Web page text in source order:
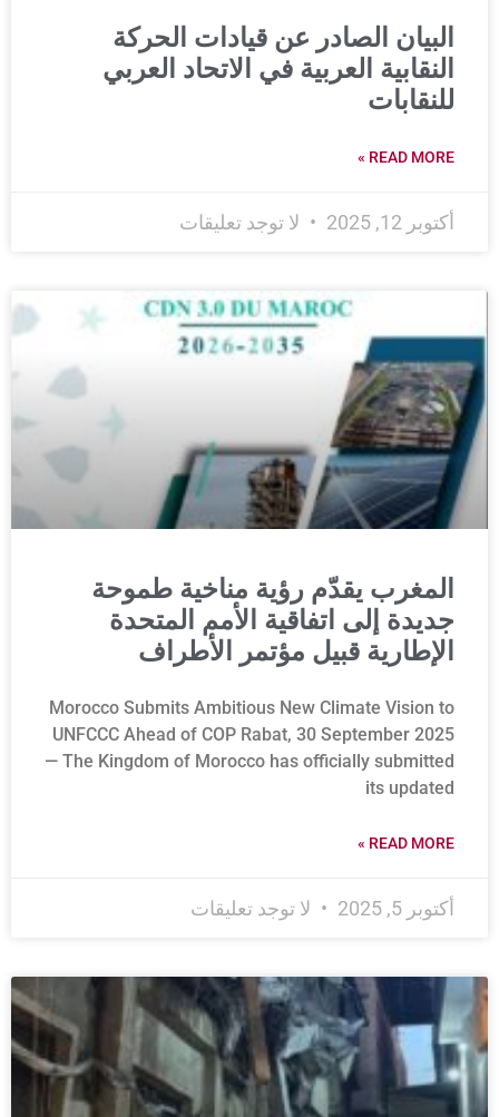
البيان الصادر عن قيادات الحركة
النقابية العربية في الاتحاد العربي
للنقابات
READ MORE »
أكتوبر 12, 2025 لا توجد تعليقات
المغرب يقدّم رؤية مناخية طموحة
جديدة إلى اتفاقية الأمم المتحدة
الإطارية قبيل مؤتمر الأطراف
Morocco Submits Ambitious New Climate Vision to
UNFCCC Ahead of COP Rabat, 30 September 2025
— The Kingdom of Morocco has officially submitted
its updated
READ MORE »
أكتوبر 5, 2025 لا توجد تعليقات